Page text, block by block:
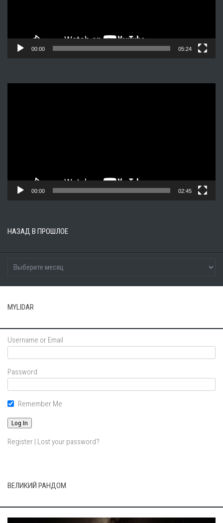
00:00 05:24
00:00 02:45
НАЗАД В ПРОШЛОЕ
MYLIDAR
Username or Email
Password
Remember Me
Register | Lost your password?
ВЕЛИКИЙ РАНДОМ